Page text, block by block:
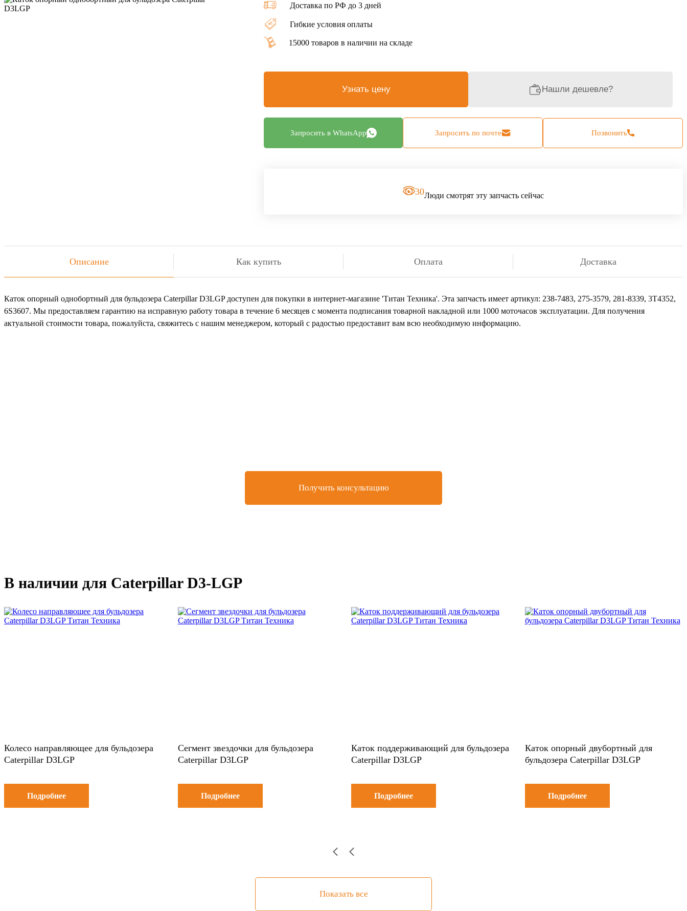
Доставка по РФ до 3 дней
Гибкие условия оплаты
15000 товаров в наличии на складе
Узнать цену Нашли дешевле?
Запросить в WhatsApp Запросить по почте Позвонить
30Люди смотрят эту запчасть сейчас
Описание Как купить Оплата Доставка
Каток опорный однобортный для бульдозера Caterpillar D3LGP доступен для покупки в интернет-магазине 'Титан Техника'. Эта запчасть имеет артикул: 238-7483, 275-3579, 281-8339, 3T4352,
6S3607. Мы предоставляем гарантию на исправную работу товара в течение 6 месяцев с момента подписания товарной накладной или 1000 моточасов эксплуатации. Для получения
актуальной стоимости товара, пожалуйста, свяжитесь с нашим менеджером, который с радостью предоставит вам всю необходимую информацию.
Получить консультацию
В наличии для Caterpillar D3-LGP
Колесо направляющее для бульдозера
Caterpillar D3LGP
Подробнее
Сегмент звездочки для бульдозера
Caterpillar D3LGP
Подробнее
Каток поддерживающий для бульдозера
Caterpillar D3LGP
Подробнее
Каток опорный двубортный для
бульдозера Caterpillar D3LGP
Подробнее
Показать все